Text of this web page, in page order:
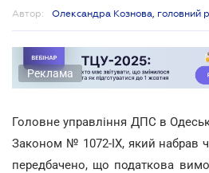
Автор: Олександра Кознова, головний
Реклама
Головне управління ДПС в
Законом № 1072-ІХ, який набрав
передбачено, що податкова